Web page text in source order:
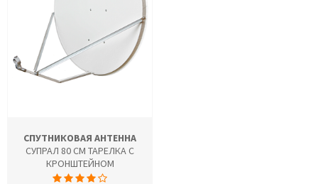
СПУТНИКОВАЯ АНТЕННА
СУПРАЛ 80 СМ ТАРЕЛКА С
КРОНШТЕЙНОМ